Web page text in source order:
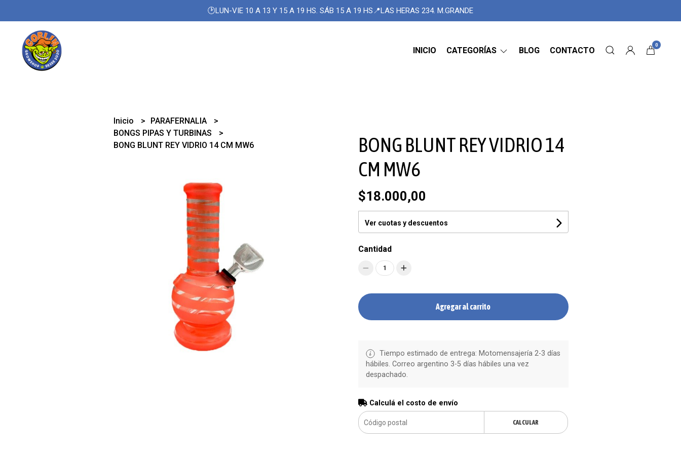
🕑LUN-VIE 10 A 13 Y 15 A 19 HS. SÁB 15 A 19 HS📍LAS HERAS 234. M.GRANDE
INICIO CATEGORÍAS BLOG CONTACTO
0
Inicio
PARAFERNALIA
BONGS PIPAS Y TURBINAS
BONG BLUNT REY VIDRIO 14 CM MW6
BONG BLUNT REY VIDRIO 14
CM MW6
$18.000,00
Ver cuotas y descuentos
Cantidad
1
Agregar al carrito
Tiempo estimado de entrega: Motomensajería 2-3 días
hábiles. Correo argentino 3-5 días hábiles una vez
despachado.
Calculá el costo de envío
CALCULAR